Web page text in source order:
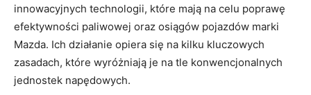
innowacyjnych​ technologii, które mają na celu ‌poprawę
efektywności paliwowej⁢ oraz osiągów ‌pojazdów marki
Mazda. Ich⁢ działanie‍ opiera się na‌ kilku⁣ kluczowych
zasadach, które wyróżniają je na tle konwencjonalnych
jednostek napędowych.